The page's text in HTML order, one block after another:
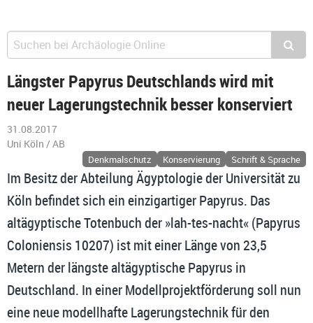
Längster Papyrus Deutschlands wird mit
neuer Lagerungstechnik besser konserviert
31.08.2017
Uni Köln / AB
Denkmalschutz Konservierung Schrift & Sprache
Im Besitz der Abteilung Ägyptologie der Universität zu
Köln befindet sich ein einzigartiger Papyrus. Das
altägyptische Totenbuch der »lah-tes-nacht« (Papyrus
Coloniensis 10207) ist mit einer Länge von 23,5
Metern der längste altägyptische Papyrus in
Deutschland. In einer Modellprojektförderung soll nun
eine neue modellhafte Lagerungstechnik für den